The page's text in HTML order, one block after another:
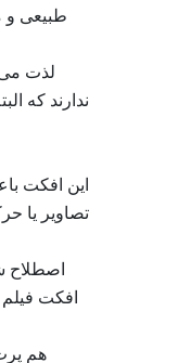
طبیعی
لذت
ندارند که
این افکت
تصاویر یا
اصطلاح
افکت فیلم
هم